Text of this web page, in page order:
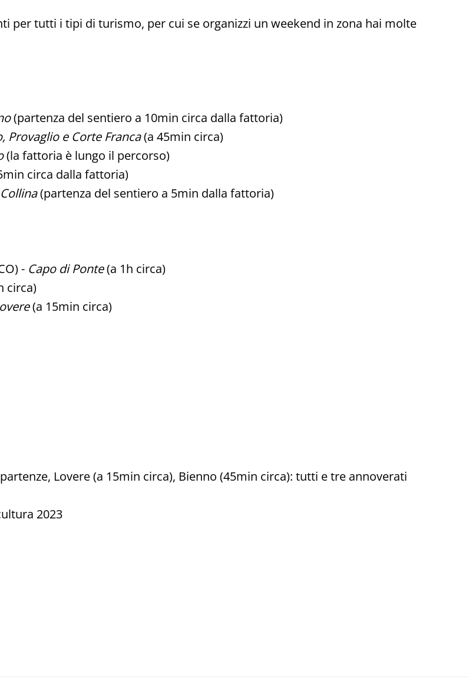
per tutti i tipi di turismo, per cui se organizzi un weekend in zona hai molte
(partenza del sentiero a 10min circa dalla fattoria)
Provaglio e Corte Franca(a 45min circa)
(la fattoria è lungo il percorso)
circa dalla fattoria)
(partenza del sentiero a 5min dalla fattoria)
- Capo di Ponte(a 1h circa)
circa)
(a 15min circa)
Lovere (a 15min circa), Bienno (45min circa): tutti e tre annoverati
2023